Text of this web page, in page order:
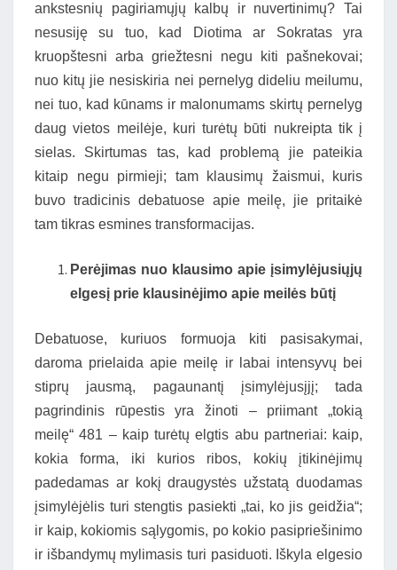
ankstesnių pagiriamųjų kalbų ir nuvertinimų? Tai
nesusiję su tuo, kad Diotima ar Sokratas yra
kruopštesni arba griežtesni negu kiti pašnekovai;
nuo kitų jie nesiskiria nei pernelyg dideliu meilumu,
nei tuo, kad kūnams ir malonumams skirtų pernelyg
daug vietos meilėje, kuri turėtų būti nukreipta tik į
sielas. Skirtumas tas, kad problemą jie pateikia
kitaip negu pirmieji; tam klausimų žaismui, kuris
buvo tradicinis debatuose apie meilę, jie pritaikė
tam tikras esmines transformacijas.
Perėjimas nuo klausimo apie įsimylėjusiųjų
elgesį prie klausinėjimo apie meilės būtį
Debatuose, kuriuos formuoja kiti pasisakymai,
daroma prielaida apie meilę ir labai intensyvų bei
stiprų jausmą, pagaunantį įsimylėjusįjį; tada
pagrindinis rūpestis yra žinoti – priimant „tokią
meilę“ 481 – kaip turėtų elgtis abu partneriai: kaip,
kokia forma, iki kurios ribos, kokių įtikinėjimų
padedamas ar kokį draugystės užstatą duodamas
įsimylėjėlis turi stengtis pasiekti „tai, ko jis geidžia“;
ir kaip, kokiomis sąlygomis, po kokio pasipriešinimo
ir išbandymų mylimasis turi pasiduoti. Iškyla elgesio